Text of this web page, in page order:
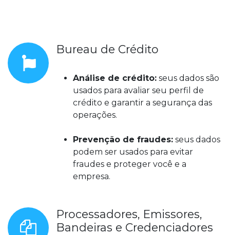
Bureau de Crédito
Análise de crédito: seus dados são
usados para avaliar seu perfil de
crédito e garantir a segurança das
operações.
Prevenção de fraudes: seus dados
podem ser usados para evitar
fraudes e proteger você e a
empresa.
Processadores, Emissores,
Bandeiras e Credenciadores